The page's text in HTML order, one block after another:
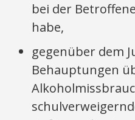
bei der
habe,
gegenüber dem
Behauptungen